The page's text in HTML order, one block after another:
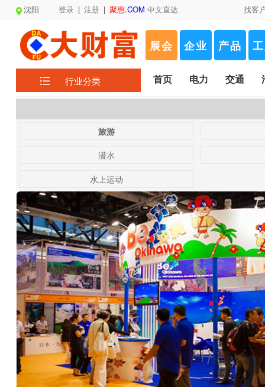
沈阳 登录 | 注册 | 聚惠.COM 中文直达 找客
展会 企业 产品
行业分类 首页 电力 交通
旅游
潜水
水上运动